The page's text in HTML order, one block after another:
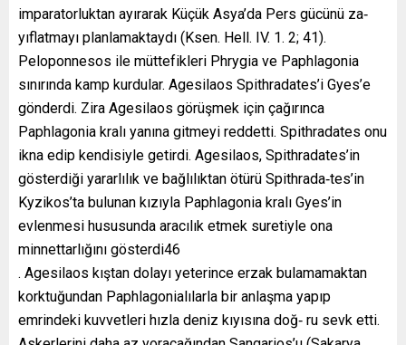
imparatorluktan ayırarak Küçük Asya’da Pers gücünü za‐
yıflatmayı planlamaktaydı (Ksen. Hell. IV. 1. 2; 41).
Peloponnesos ile müttefikleri Phrygia ve Paphlagonia
sınırında kamp kurdular. Agesilaos Spithradates’i Gyes’e
gönderdi. Zira Agesilaos görüşmek için çağırınca
Paphlagonia kralı yanına gitmeyi reddetti. Spithradates onu
ikna edip kendisiyle getirdi. Agesilaos, Spithradates’in
gösterdiği yararlılık ve bağlılıktan ötürü Spithrada‐tes’in
Kyzikos’ta bulunan kızıyla Paphlagonia kralı Gyes’in
evlenmesi hususunda aracılık etmek suretiyle ona
minnettarlığını gösterdi46
. Agesilaos kıştan dolayı yeterince erzak bulamamaktan
korktuğundan Paphlagonialılarla bir anlaşma yapıp
emrindeki kuvvetleri hızla deniz kıyısına doğ‐ ru sevk etti.